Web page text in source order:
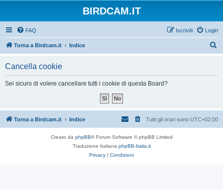
BIRDCAM.IT
FAQ Login
Iscriviti
Torna a Birdcam.it Indice
Cancella cookie
Sei sicuro di volere cancellare tutti i cookie di questa Board?
Torna a Birdcam.it Indice Tutti gli orari sono UTC+02:00
Creato da phpBB® Forum Software © phpBB Limited
Traduzione Italiana phpBB-Italia.it
Privacy | Condizioni